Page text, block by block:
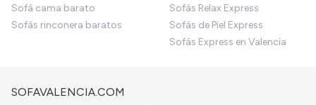
Sofá cama barato
Sofás rinconera baratos
Sofás Relax Express
Sofás de Piel Express
Sofás Express en Valencia
SOFAVALENCIA.COM